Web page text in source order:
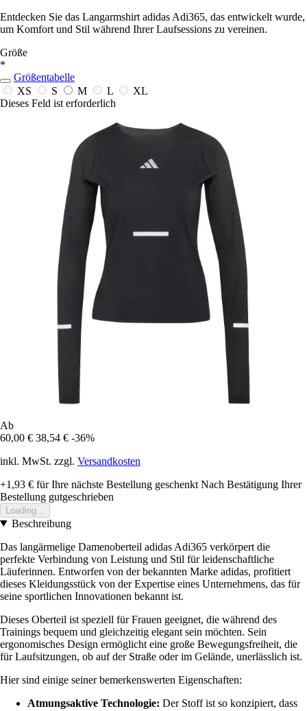
Entdecken Sie das Langarmshirt adidas Adi365, das entwickelt wurde,
um Komfort und Stil während Ihrer Laufsessions zu vereinen.
Größe
*
Größentabelle
XS
S M L
XL
Dieses Feld ist erforderlich
Ab
60,00 € 38,54 € -36%
inkl. MwSt. zzgl. Versandkosten
+1,93 € für Ihre nächste Bestellung geschenkt Nach Bestätigung Ihrer
Bestellung gutgeschrieben
Loading...
Beschreibung
Das langärmelige Damenoberteil adidas Adi365 verkörpert die
perfekte Verbindung von Leistung und Stil für leidenschaftliche
Läuferinnen. Entworfen von der bekannten Marke adidas, profitiert
dieses Kleidungsstück von der Expertise eines Unternehmens, das für
seine sportlichen Innovationen bekannt ist.
Dieses Oberteil ist speziell für Frauen geeignet, die während des
Trainings bequem und gleichzeitig elegant sein möchten. Sein
ergonomisches Design ermöglicht eine große Bewegungsfreiheit, die
für Laufsitzungen, ob auf der Straße oder im Gelände, unerlässlich ist.
Hier sind einige seiner bemerkenswerten Eigenschaften:
Atmungsaktive Technologie: Der Stoff ist so konzipiert, dass